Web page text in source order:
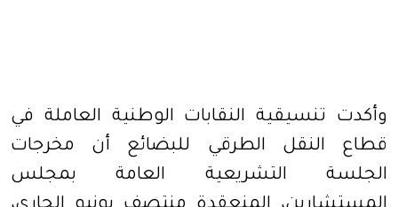
وأكدت تنسيقية النقابات الوطنية العاملة في
قطاع النقل الطرقي للبضائع أن مخرجات
الجلسة التشريعية العامة بمجلس